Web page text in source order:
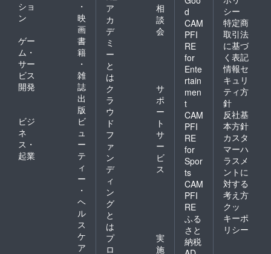
ショ
ン
・
映
画
ゲー
ム・
サー
ビス
開発
書
籍
・
雑
誌
出
版
ビジ
ネ
ス・
起業
ビ
ュ
ー
テ
ィ
ー
・
ヘ
ル
ス
ケ
ア
ア
カ
デ
ミ
ー
と
は
相
談
会
ク
ラ
ウ
ド
フ
ァ
ン
デ
ィ
ン
グ
と
は
サ
ポ
ー
ト
サ
ー
ビ
ス
プ
ロ
実
施
d
CAM
PFI
RE
for
Ente
rtain
men
t
CAM
PFI
RE
for
Spor
ts
CAM
PFI
RE
ふる
さと
納税
シー
特定商
取引法
に基づ
く表記
情報セ
キュリ
ティ方
針
反社基
本方針
カスタ
マーハ
ラスメ
ントに
対する
考え方
クッ
キーポ
リシー